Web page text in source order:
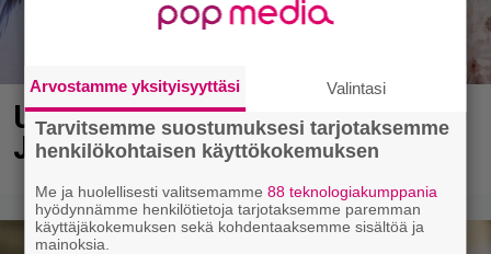
Uuno: Hjallis Harkimo, 72, ja
Jasmine, 38, sanovat tahdon
Arvostamme yksityisyyttäsi Valintasi
Tarvitsemme suostumuksesi tarjotaksemme
henkilökohtaisen käyttökokemuksen
Me ja huolellisesti valitsemamme88 teknologiakumppania
hyödynnämme henkilötietoja tarjotaksemme paremman
käyttäjäkokemuksen sekä kohdentaaksemme sisältöä ja
mainoksia.